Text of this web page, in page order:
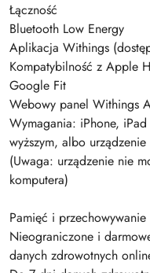
Łączność
Bluetooth Low Energy
Aplikacja Withings
Kompatybilność z Apple
Google Fit
Webowy panel Withings
Wymagania: iPhone,
wyższym, albo
(Uwaga: urządzenie nie
komputera)
Pamięć i
Nieograniczone i
danych zdrowotnych